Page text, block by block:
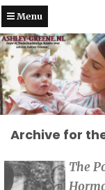
Menu
Archive for
The